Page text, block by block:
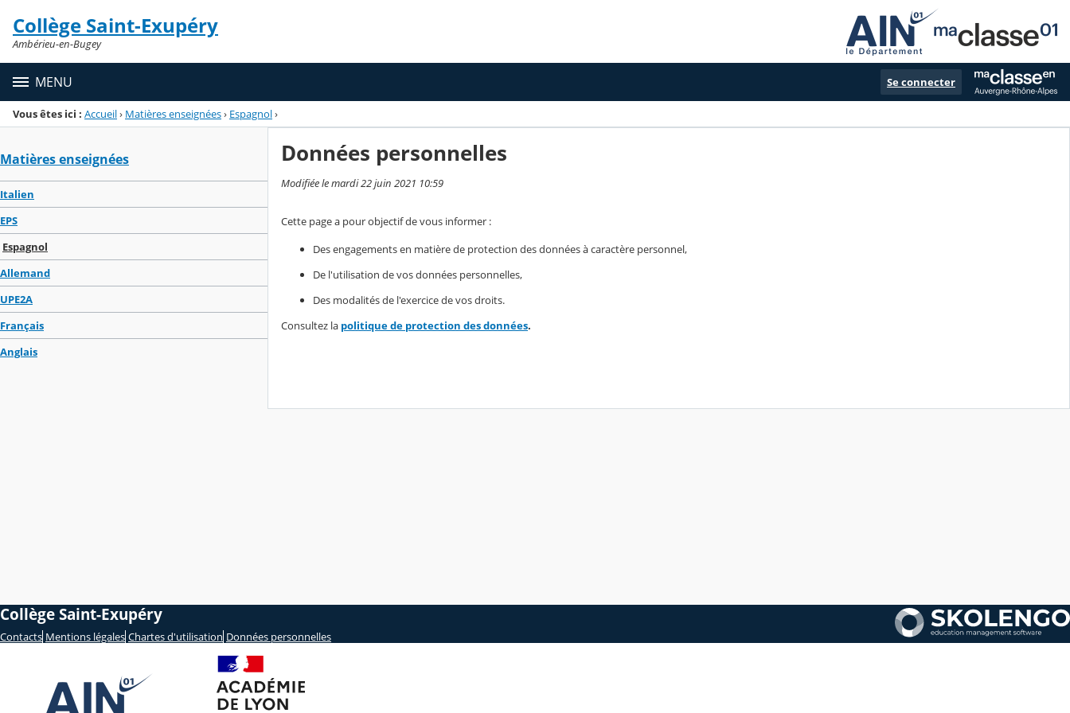
Menu de la rubrique
Contenu
Collège Saint-Exupéry
Ambérieu-en-Bugey
MENU Se connecter
Vous êtes ici : Accueil› Matières enseignées› Espagnol›
Matières enseignées
Italien
EPS
Espagnol
Allemand
UPE2A
Français
Anglais
Données personnelles
Modifiée le mardi 22 juin 2021 10:59
Cette page a pour objectif de vous informer :
Des engagements en matière de protection des données à caractère personnel,
De l'utilisation de vos données personnelles,
Des modalités de l'exercice de vos droits.
Consultez la politique de protection des données.
Collège Saint-Exupéry
Contacts Mentions légales Chartes d'utilisation Données personnelles